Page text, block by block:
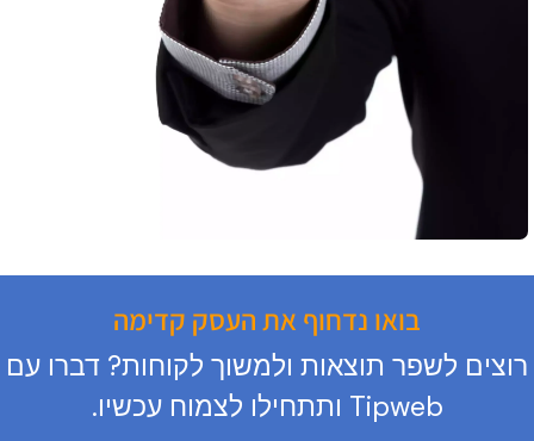
בואו נדחוף את העסק קדימה
רוצים לשפר תוצאות ולמשוך לקוחות? דברו עם
Tipweb ותתחילו לצמוח עכשיו.